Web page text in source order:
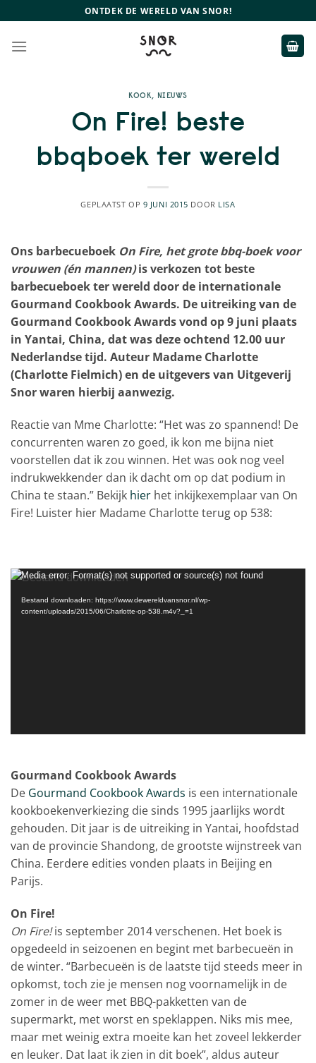
naar
inhoud
ONTDEK DE WERELD VAN SNOR!
KOOK, NIEUWS
On Fire! beste
bbqboek ter wereld
GEPLAATST OP 9 JUNI 2015 DOOR LISA
Ons barbecueboek On Fire, het grote bbq-boek voor
vrouwen (én mannen)is verkozen tot beste
barbecueboek ter wereld door de internationale
Gourmand Cookbook Awards. De uitreiking van de
Gourmand Cookbook Awards vond op 9 juni plaats
in Yantai, China, dat was deze ochtend 12.00 uur
Nederlandse tijd. Auteur Madame Charlotte
(Charlotte Fielmich) en de uitgevers van Uitgeverij
Snor waren hierbij aanwezig.
Reactie van Mme Charlotte: “Het was zo spannend! De
concurrenten waren zo goed, ik kon me bijna niet
voorstellen dat ik zou winnen. Het was ook nog veel
indrukwekkender dan ik dacht om op dat podium in
China te staan.” Bekijk hier het inkijkexemplaar van On
Fire! Luister hier Madame Charlotte terug op 538:
Videospeler
Media error: Format(s) not supported or source(s) not found
Bestand downloaden: https://www.dewereldvansnor.nl/wp-
content/uploads/2015/06/Charlotte-op-538.m4v?_=1
Gourmand Cookbook Awards
De Gourmand Cookbook Awards is een internationale
kookboekenverkiezing die sinds 1995 jaarlijks wordt
gehouden. Dit jaar is de uitreiking in Yantai, hoofdstad
van de provincie Shandong, de grootste wijnstreek van
China. Eerdere edities vonden plaats in Beijing en
Parijs.
On Fire!
On Fire!is september 2014 verschenen. Het boek is
opgedeeld in seizoenen en begint met barbecueën in
de winter. “Barbecueën is de laatste tijd steeds meer in
opkomst, toch zie je mensen nog voornamelijk in de
zomer in de weer met BBQ-pakketten van de
supermarkt, met worst en speklappen. Niks mis mee,
maar met weinig extra moeite kan het zoveel lekkerder
en leuker. Dat laat ik zien in dit boek”, aldus auteur